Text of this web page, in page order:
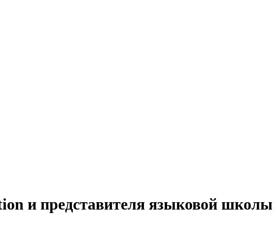
и представителя языковой школы